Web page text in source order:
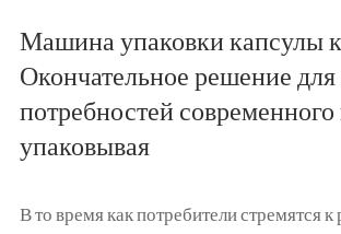
Машина упаковки капсулы
Окончательное решение для
потребностей
упаковывая
В то время как потребители стремятся